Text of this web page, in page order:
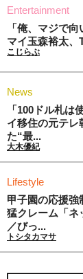
Entertainment
「俺、マジで
マイ玉森裕太、
こじらぶ
News
「100ドル札は
イ移住の元テレ
た“最...
大木優紀
Lifestyle
甲子園の応援強
猛クレーム「ネ
／びっ...
トシタカマサ